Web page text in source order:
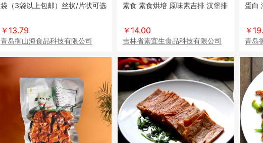
袋（3袋以上包邮）丝状/片状可选
￥13.79
青岛御山海食品科技有限公司
素食 素食烘培 原味素吉排 汉堡排
￥14.00
吉林省素宜生食品科技有限公司
￥
青岛